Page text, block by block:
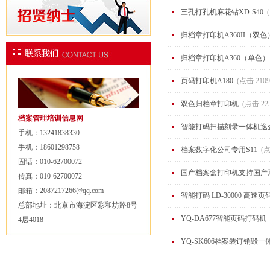
档案管理培训信息网
手机：13241838330
手机：18601298758
固话：010-62700072
传真：010-62700072
邮箱：2087217266@qq.com
总部地址：北京市海淀区彩和坊路8号
4层4018
三孔打孔机麻花钻XD-S40
归档章打印机A360II（双色
归档章打印机A360（单色
页码打印机A180 (点击
双色归档章打印机 (点击
智能打码扫描刻录一体机
档案数字化公司专用S11 (
国产档案盒打印机支持国
智能打码 LD-30000 高速页
YQ-DA677智能页码打码机
YQ-SK606档案装订销毁一